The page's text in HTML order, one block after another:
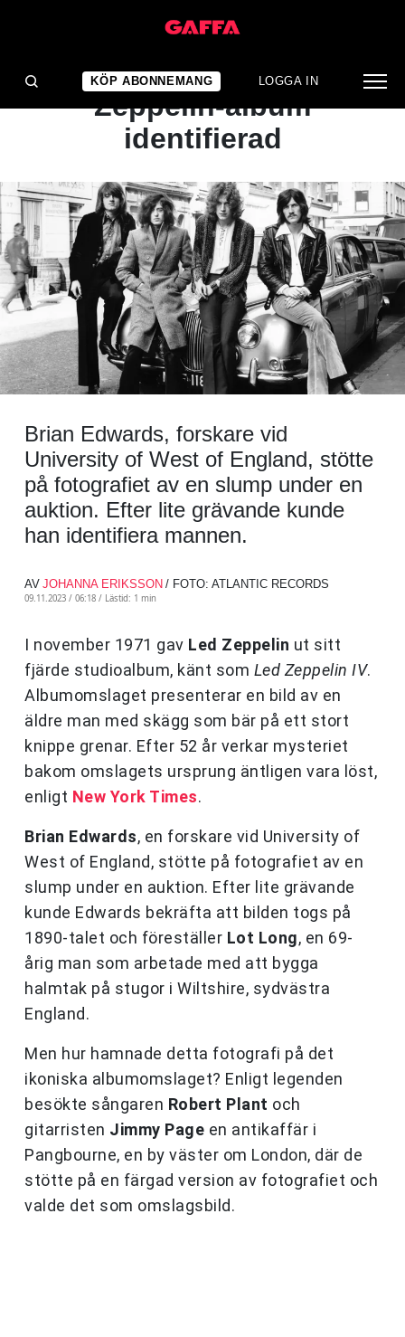
KÖP ABONNEMANG LOGGA IN
NYHET
Mystisk man på Led
Zeppelin-album
identifierad
Brian Edwards, forskare vid
University of West of England, stötte
på fotografiet av en slump under en
auktion. Efter lite grävande kunde
han identifiera mannen.
AV JOHANNA ERIKSSON / FOTO: ATLANTIC RECORDS
09.11.2023 / 06:18 / Lästid: 1 min
I november 1971 gav Led Zeppelin ut sitt
fjärde studioalbum, känt som Led Zeppelin IV.
Albumomslaget presenterar en bild av en
äldre man med skägg som bär på ett stort
knippe grenar. Efter 52 år verkar mysteriet
bakom omslagets ursprung äntligen vara löst,
enligt New York Times.
Brian Edwards, en forskare vid University of
West of England, stötte på fotografiet av en
slump under en auktion. Efter lite grävande
kunde Edwards bekräfta att bilden togs på
1890-talet och föreställer Lot Long, en 69-
årig man som arbetade med att bygga
halmtak på stugor i Wiltshire, sydvästra
England.
Men hur hamnade detta fotografi på det
ikoniska albumomslaget? Enligt legenden
besökte sångaren Robert Plant och
gitarristen Jimmy Page en antikaffär i
Pangbourne, en by väster om London, där de
stötte på en färgad version av fotografiet och
valde det som omslagsbild.